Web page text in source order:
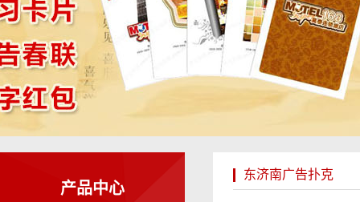
产品中心
东济南广告扑克